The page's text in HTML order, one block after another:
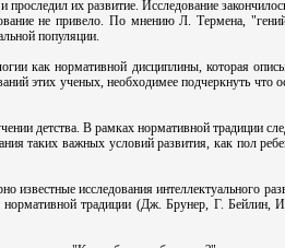
их развитие. Исследование
не привело. По мнению Л. Термена,
популяции.
как нормативной дисциплины, которая
этих ученых, необходимее подчеркнуть что
детства. В рамках нормативной традиции
таких важных условий развития, как пол
исследования интеллектуального
нормативной традиции (Дж. Брунер, Г.